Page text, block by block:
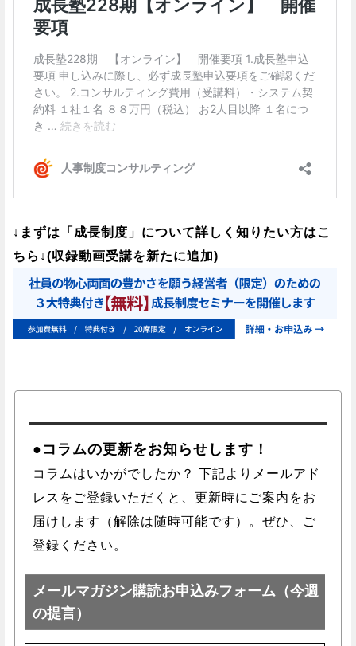
↓まずは「成長制度」について詳しく知りたい方はこ
ちら↓(収録動画受講を新たに追加)
●コラムの更新をお知らせします！
コラムはいかがでしたか？ 下記よりメールアド
レスをご登録いただくと、更新時にご案内をお
届けします（解除は随時可能です）。ぜひ、ご
登録ください。